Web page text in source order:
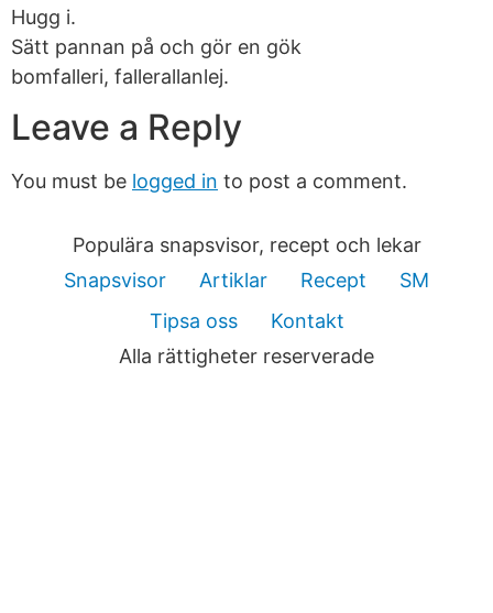
Hugg i.
Sätt pannan på och gör en gök
bomfalleri, fallerallanlej.
Leave a Reply
You must be logged in to post a comment.
Populära snapsvisor, recept och lekar
Snapsvisor
Artiklar Recept
SM
Tipsa oss
Kontakt
Alla rättigheter reserverade